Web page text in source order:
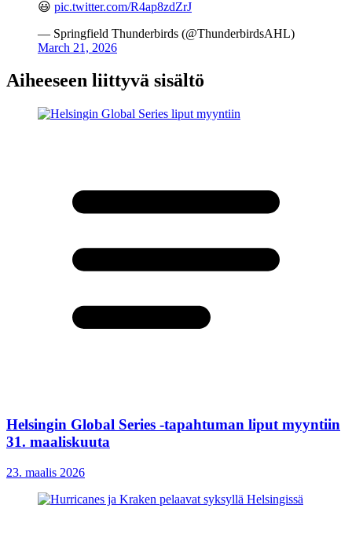
😃 pic.twitter.com/R4ap8zdZrJ
— Springfield Thunderbirds (@ThunderbirdsAHL)
March 21, 2026
Aiheeseen liittyvä sisältö
Helsingin Global Series -tapahtuman liput myyntiin
31. maaliskuuta
23. maalis 2026